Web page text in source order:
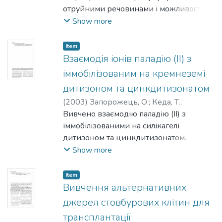
Escherichia coli штаму BL21(DE3) на
мінімальному середовищі з міченням
препаративних кількостях. Отримано
двоірні 13C/15N ЯМР-спектри, які
показують значну дисперсію сигналів
ЯМР.
отруйними речовинами і можливості їх
застосування у знешкодженні останніх
Show more
Item
Взаємодія іонів паладію (II) з
іммобілізованим на кремнеземі
дитизоном та цинкдитизонатом
(2003) Запорожець, О.; Кеда, Т.;
Потьомкіна, Ю.
Вивчено взаємодію паладію (II) з
іммобілізованими на силікагелі
дитизоном та цинкдитизонатом.
Установлено оптимальні умови сорбції
паладію (II) з іммобілізованим
цинкдитизонатом. Показано
перспективність застосування
модифікованих силікагелей для
Show more
Item
Вивчення альтернативних
джерел стовбурових клітин для
трансплантації